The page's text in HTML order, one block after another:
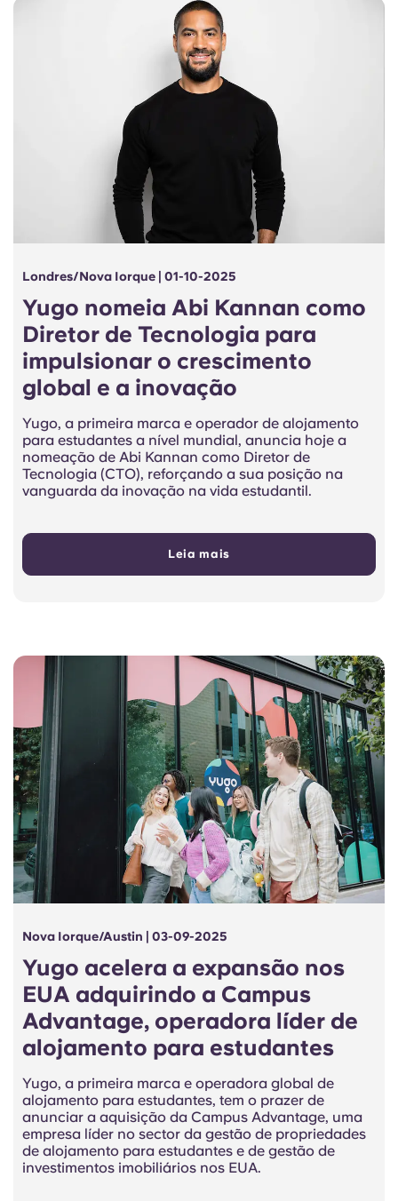
Londres/Nova Iorque | 01-10-2025
Yugo nomeia Abi Kannan como
Diretor de Tecnologia para
impulsionar o crescimento
global e a inovação
Yugo, a primeira marca e operador de alojamento
para estudantes a nível mundial, anuncia hoje a
nomeação de Abi Kannan como Diretor de
Tecnologia (CTO), reforçando a sua posição na
vanguarda da inovação na vida estudantil.
Leia mais
Nova Iorque/Austin | 03-09-2025
Yugo acelera a expansão nos
EUA adquirindo a Campus
Advantage, operadora líder de
alojamento para estudantes
Yugo, a primeira marca e operadora global de
alojamento para estudantes, tem o prazer de
anunciar a aquisição da Campus Advantage, uma
empresa líder no sector da gestão de propriedades
de alojamento para estudantes e de gestão de
investimentos imobiliários nos EUA.